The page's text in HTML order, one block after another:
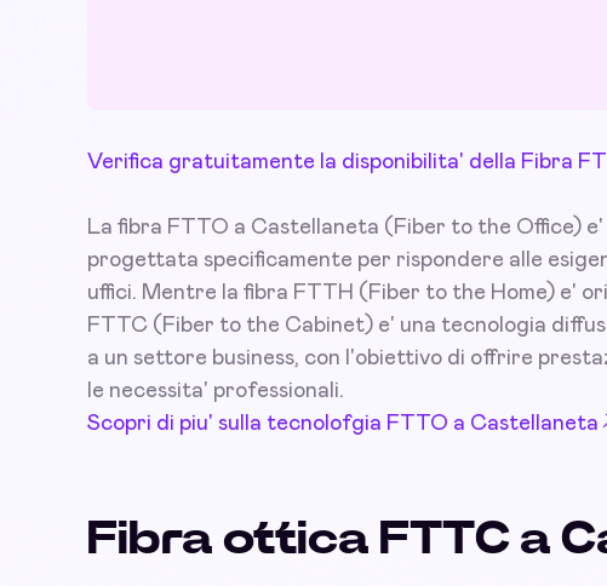
Verifica gratuitamente la disponibilita' della Fibra
La fibra FTTO a Castellaneta (Fiber to the Office)
progettata specificamente per rispondere alle
uffici. Mentre la fibra FTTH (Fiber to the Home) e'
FTTC (Fiber to the Cabinet) e' una tecnologia
a un settore business, con l'obiettivo di offrire
le necessita' professionali.
Scopri di piu' sulla tecnolofgia FTTO a Castellaneta
Fibra ottica FTTC a